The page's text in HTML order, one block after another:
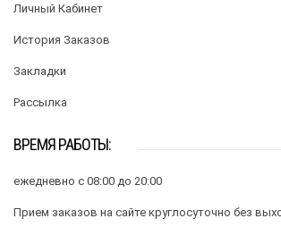
Личный Кабинет
История Заказов
Закладки
Рассылка
ВРЕМЯ РАБОТЫ:
ежедневно с 08:00 до 20:00
Прием заказов на сайте круглосуточно без